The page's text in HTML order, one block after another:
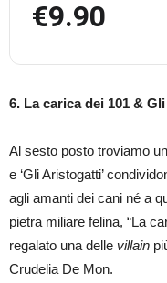
€9.90
6. La carica dei 101 &
Al sesto posto troviamo
e ‘Gli Aristogatti’
agli amanti dei cani né a
pietra miliare felina, “La
regalato una delle villain
Crudelia De Mon.